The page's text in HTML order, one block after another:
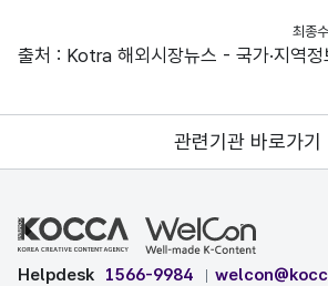
최종
출처 : Kotra 해외시장뉴스 - 국가·지역정
관련기관 바로가기
Helpdesk 1566-9984